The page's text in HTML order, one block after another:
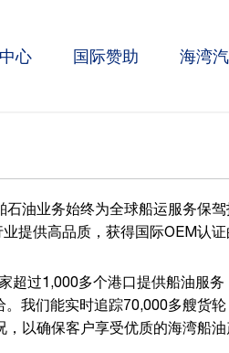
海湾
国际赞助
心
石油业务始终为全球船运服务保
提供高品质，获得国际OEM认证
超过1,000多个港口提供船油服务
。我们能实时追踪70,000多艘货
，以确保客户享受优质的海湾船油